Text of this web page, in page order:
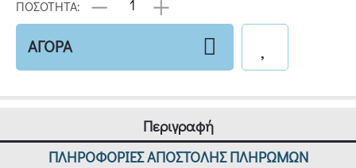
ΠΟΣΟΤΗΤΑ:
ΑΓΟΡΑ
Περιγραφή
ΠΛΗΡΟΦΟΡΙΕΣ ΑΠΟΣΤΟΛΗΣ ΠΛΗΡΩΜΩΝ